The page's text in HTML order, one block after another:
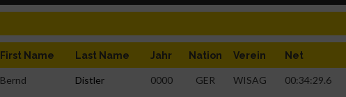
First Name Last Name Jahr Nation Verein Net
Bernd Distler 0000 GER WISAG 00:34:29.6